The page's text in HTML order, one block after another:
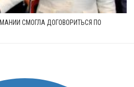
СМОГЛА ДОГОВОРИТЬСЯ ПО